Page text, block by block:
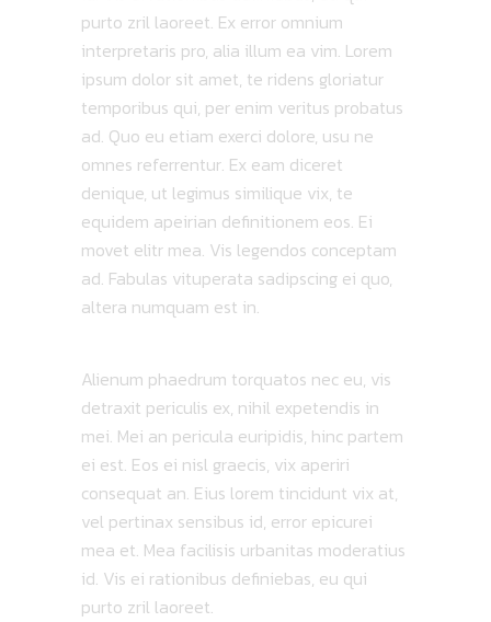
purto zril laoreet. Ex error omnium
interpretaris pro, alia illum ea vim. Lorem
ipsum dolor sit amet, te ridens gloriatur
temporibus qui, per enim veritus probatus
ad. Quo eu etiam exerci dolore, usu ne
omnes referrentur. Ex eam diceret
denique, ut legimus similique vix, te
equidem apeirian definitionem eos. Ei
movet elitr mea. Vis legendos conceptam
ad. Fabulas vituperata sadipscing ei quo,
altera numquam est in.
Alienum phaedrum torquatos nec eu, vis
detraxit periculis ex, nihil expetendis in
mei. Mei an pericula euripidis, hinc partem
ei est. Eos ei nisl graecis, vix aperiri
consequat an. Eius lorem tincidunt vix at,
vel pertinax sensibus id, error epicurei
mea et. Mea facilisis urbanitas moderatius
id. Vis ei rationibus definiebas, eu qui
purto zril laoreet.